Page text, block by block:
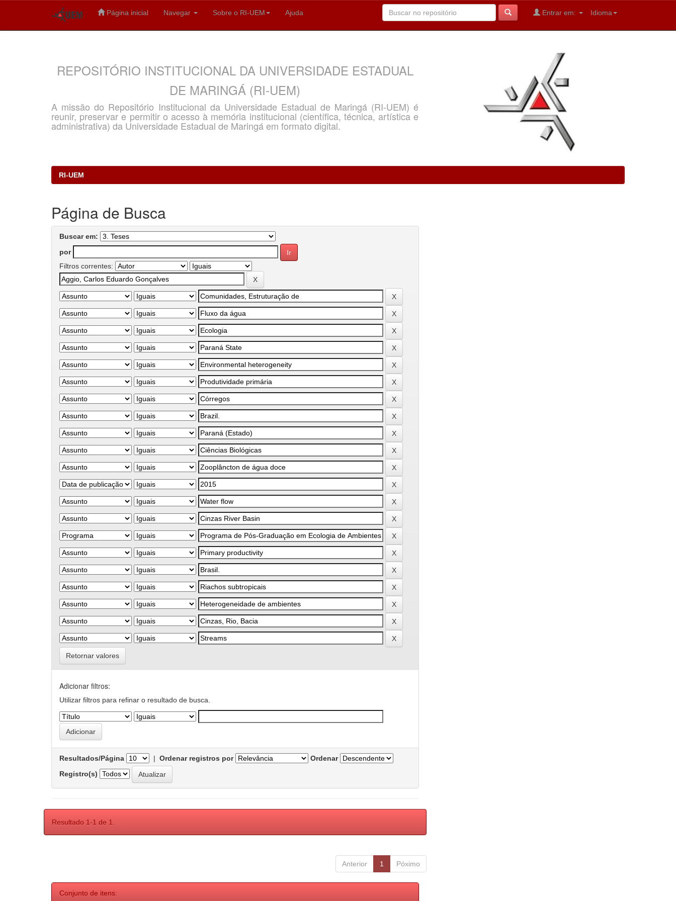
Página inicial Navegar Sobre o RI-UEM Ajuda Idioma
Entrar em:
REPOSITÓRIO INSTITUCIONAL DA UNIVERSIDADE ESTADUAL
DE MARINGÁ (RI-UEM)
A missão do Repositório Institucional da Universidade Estadual de Maringá (RI-UEM) é
reunir, preservar e permitir o acesso à memória institucional (científica, técnica, artística e
administrativa) da Universidade Estadual de Maringá em formato digital.
RI-UEM
Página de Busca
Buscar em:
por
Filtros correntes:
Retornar valores
Adicionar filtros:
Utilizar filtros para refinar o resultado de busca.
Resultados/Página | Ordenar registros por
Ordenar
Registro(s)
Resultado 1-1 de 1.
Anterior 1 Póximo
Conjunto de itens: